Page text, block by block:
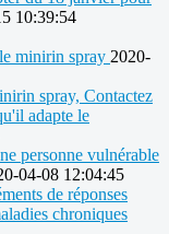
10:39:54
minirin spray 2020-
spray, Contactez
adapte le
personne vulnérable
04-08 12:04:45
de réponses
chroniques